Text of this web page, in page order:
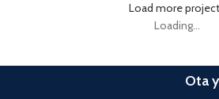
Load more
Loading...
Ota